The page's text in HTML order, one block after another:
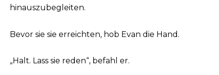
hinauszubegleiten.
Bevor sie sie erreichten, hob Evan die Hand.
„Halt. Lass sie reden“, befahl er.